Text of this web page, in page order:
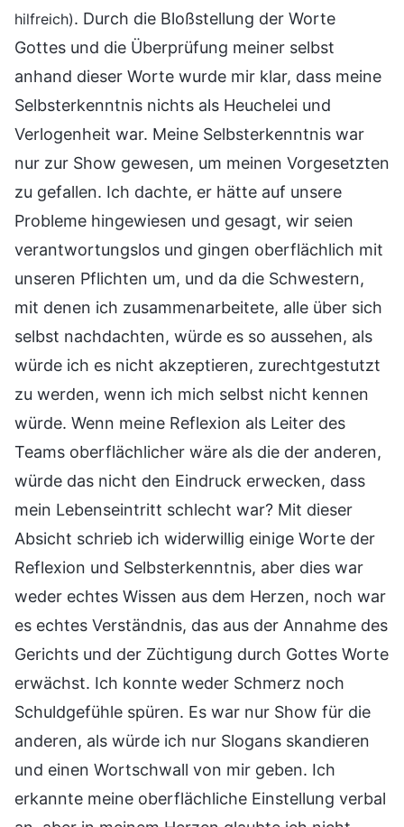
hilfreich). Durch die Bloßstellung der Worte
Gottes und die Überprüfung meiner selbst
anhand dieser Worte wurde mir klar, dass meine
Selbsterkenntnis nichts als Heuchelei und
Verlogenheit war. Meine Selbsterkenntnis war
nur zur Show gewesen, um meinen Vorgesetzten
zu gefallen. Ich dachte, er hätte auf unsere
Probleme hingewiesen und gesagt, wir seien
verantwortungslos und gingen oberflächlich mit
unseren Pflichten um, und da die Schwestern,
mit denen ich zusammenarbeitete, alle über sich
selbst nachdachten, würde es so aussehen, als
würde ich es nicht akzeptieren, zurechtgestutzt
zu werden, wenn ich mich selbst nicht kennen
würde. Wenn meine Reflexion als Leiter des
Teams oberflächlicher wäre als die der anderen,
würde das nicht den Eindruck erwecken, dass
mein Lebenseintritt schlecht war? Mit dieser
Absicht schrieb ich widerwillig einige Worte der
Reflexion und Selbsterkenntnis, aber dies war
weder echtes Wissen aus dem Herzen, noch war
es echtes Verständnis, das aus der Annahme des
Gerichts und der Züchtigung durch Gottes Worte
erwächst. Ich konnte weder Schmerz noch
Schuldgefühle spüren. Es war nur Show für die
anderen, als würde ich nur Slogans skandieren
und einen Wortschwall von mir geben. Ich
erkannte meine oberflächliche Einstellung verbal